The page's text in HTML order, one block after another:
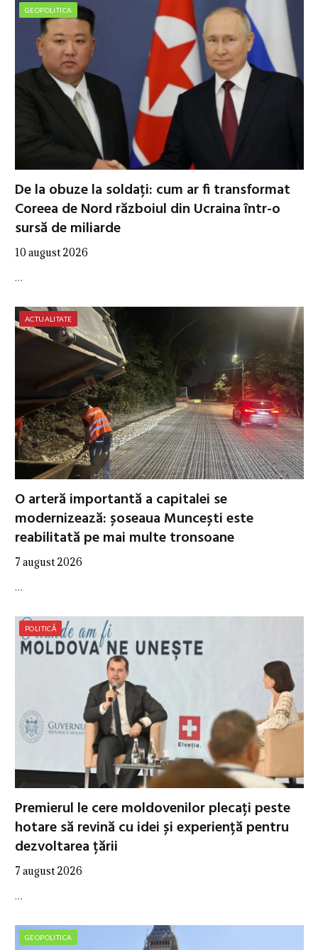
GEOPOLITICA
De la obuze la soldați: cum ar fi transformat
Coreea de Nord războiul din Ucraina într-o
sursă de miliarde
10 august 2026
…
ACTUALITATE
O arteră importantă a capitalei se
modernizează: șoseaua Muncești este
reabilitată pe mai multe tronsoane
7 august 2026
…
POLITICĂ
Premierul le cere moldovenilor plecați peste
hotare să revină cu idei și experiență pentru
dezvoltarea țării
7 august 2026
…
GEOPOLITICA